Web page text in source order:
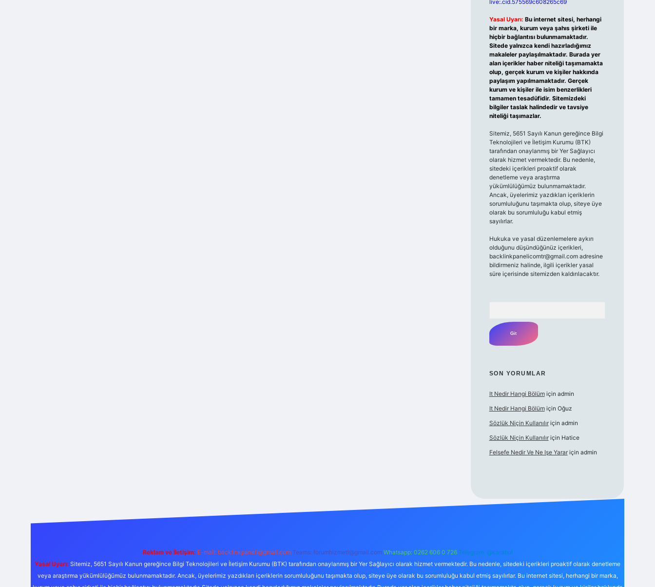
live:.cid.575569c608265c69
Yasal Uyarı: Bu internet sitesi, herhangi
bir marka, kurum veya şahıs şirketi ile
hiçbir bağlantısı bulunmamaktadır.
Sitede yalnızca kendi hazırladığımız
makaleler paylaşılmaktadır. Burada yer
alan içerikler haber niteliği taşımamakta
olup, gerçek kurum ve kişiler hakkında
paylaşım yapılmamaktadır. Gerçek
kurum ve kişiler ile isim benzerlikleri
tamamen tesadüfidir. Sitemizdeki
bilgiler taslak halindedir ve tavsiye
niteliği taşımazlar.
Sitemiz, 5651 Sayılı Kanun gereğince Bilgi
Teknolojileri ve İletişim Kurumu (BTK)
tarafından onaylanmış bir Yer Sağlayıcı
olarak hizmet vermektedir. Bu nedenle,
sitedeki içerikleri proaktif olarak
denetleme veya araştırma
yükümlülüğümüz bulunmamaktadır.
Ancak, üyelerimiz yazdıkları içeriklerin
sorumluluğunu taşımakta olup, siteye üye
olarak bu sorumluluğu kabul etmiş
sayılırlar.
Hukuka ve yasal düzenlemelere aykırı
olduğunu düşündüğünüz içerikleri,
backlinkpanelicomtr@gmail.comadresine
bildirmeniz halinde, ilgili içerikler yasal
süre içerisinde sitemizden kaldırılacaktır.
SON YORUMLAR
It Nedir Hangi Bölümiçin admin
It Nedir Hangi Bölümiçin Oğuz
Sözlük Niçin Kullanılıriçin admin
Sözlük Niçin Kullanılıriçin Hatice
Felsefe Nedir Ve Ne Işe Yarariçin admin
Reklam ve İletişim: E-mail: backlinkpaneli@gmail.com Teams: forumhizmeti@gmail.com Whatsapp: 0262 606 0 726 Telegram: @karabul
Yasal Uyarı: Sitemiz, 5651 Sayılı Kanun gereğince Bilgi Teknolojileri ve İletişim Kurumu (BTK) tarafından onaylanmış bir Yer Sağlayıcı olarak hizmet vermektedir. Bu nedenle, sitedeki içerikleri proaktif olarak denetleme
veya araştırma yükümlülüğümüz bulunmamaktadır. Ancak, üyelerimiz yazdıkları içeriklerin sorumluluğunu taşımakta olup, siteye üye olarak bu sorumluluğu kabul etmiş sayılırlar. Bu internet sitesi, herhangi bir marka,